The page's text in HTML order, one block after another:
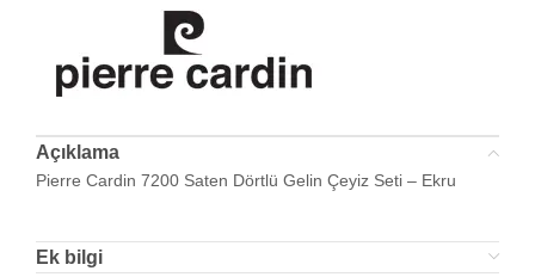
Açıklama
Pierre Cardin 7200 Saten Dörtlü Gelin Çeyiz Seti – Ekru
Ek bilgi